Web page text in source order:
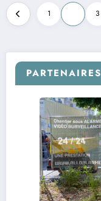
Pagination
des
publications
1 3
PARTENAIRES